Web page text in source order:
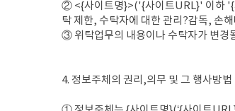
② <{사이트명}>('{사이트URL}' 이하 '{
탁 제한, 수탁자에 대한 관리?감독, 손
③ 위탁업무의 내용이나 수탁자가 변경
4. 정보주체의 권리,의무 및 그 행사방